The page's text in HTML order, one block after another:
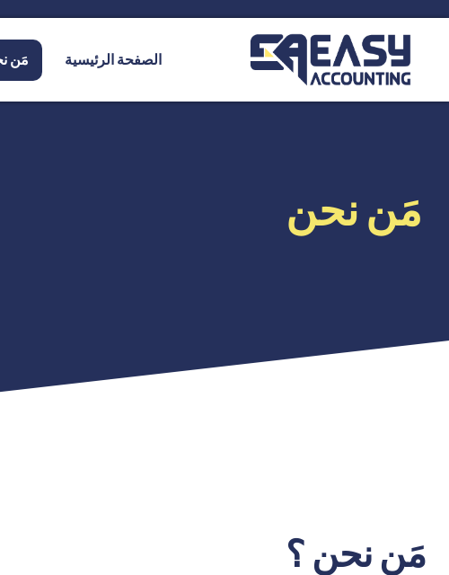
الصفحة الرئيسية مَن
مَن نحن
مَن نحن ؟